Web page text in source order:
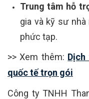
Trung tâm hỗ
gia và kỹ sư
phức tạp.
>> Xem thêm:
quốc tế trọn gói
Công ty TNHH